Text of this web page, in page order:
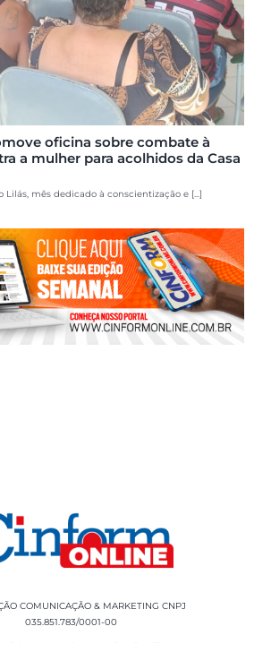
oficina sobre combate à
a mulher para acolhidos da Casa
Lilás, mês dedicado à conscientização e [...]
COMUNICAÇÃO & MARKETING CNPJ
035.851.783/0001-00
Sílvio Cesar Leite, 90 Salgado Filho -